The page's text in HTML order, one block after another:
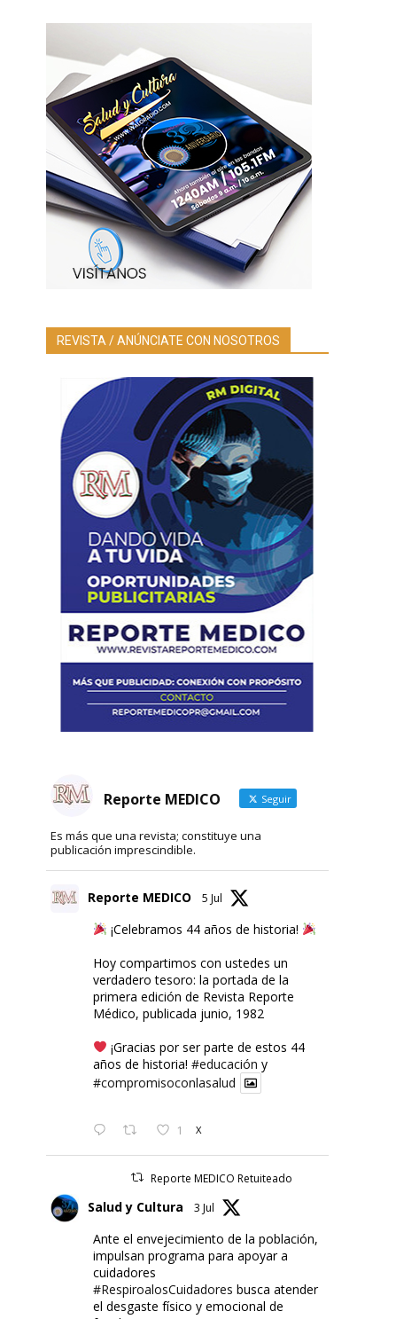
REVISTA / ANÚNCIATE CON NOSOTROS
Reporte MEDICO Seguir
Es más que una revista; constituye una
publicación imprescindible.
Reporte MEDICO 5 Jul
¡Celebramos 44 años de historia!
Hoy compartimos con ustedes un
verdadero tesoro: la portada de la
primera edición de Revista Reporte
Médico, publicada junio, 1982
¡Gracias por ser parte de estos 44
años de historia! #educación y
#compromisoconlasalud
1 X
Reporte MEDICO Retuiteado
Salud y Cultura 3 Jul
Ante el envejecimiento de la población,
impulsan programa para apoyar a
cuidadores
#RespiroalosCuidadores busca atender
el desgaste físico y emocional de